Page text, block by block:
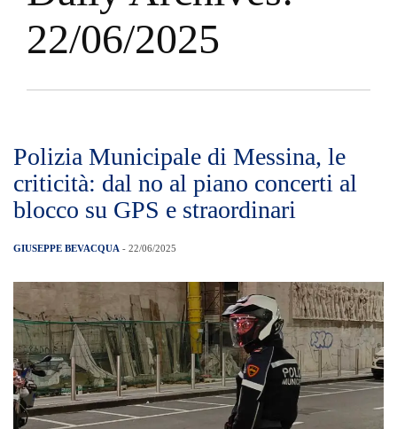
22/06/2025
Polizia Municipale di Messina, le
criticità: dal no al piano concerti al
blocco su GPS e straordinari
GIUSEPPE BEVACQUA - 22/06/2025